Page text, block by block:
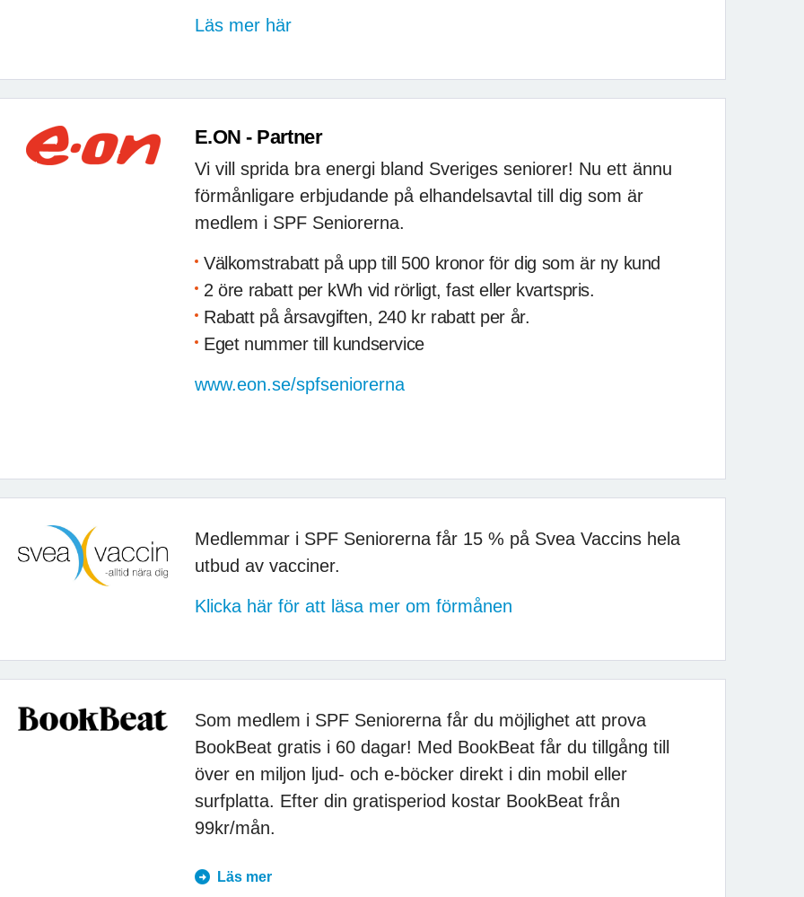
Läs mer här
E.ON - Partner
Vi vill sprida bra energi bland Sveriges seniorer! Nu ett ännu
förmånligare erbjudande på elhandelsavtal till dig som är
medlem i SPF Seniorerna.
Välkomstrabatt på upp till 500 kronor för dig som är ny kund
2 öre rabatt per kWh vid rörligt, fast eller kvartspris.
Rabatt på årsavgiften, 240 kr rabatt per år.
Eget nummer till kundservice
www.eon.se/spfseniorerna
Medlemmar i SPF Seniorerna får 15 % på Svea Vaccins hela
utbud av vacciner.
Klicka här för att läsa mer om förmånen
Som medlem i SPF Seniorerna får du möjlighet att prova
BookBeat gratis i 60 dagar! Med BookBeat får du tillgång till
över en miljon ljud- och e-böcker direkt i din mobil eller
surfplatta. Efter din gratisperiod kostar BookBeat från
99kr/mån.
Läs mer